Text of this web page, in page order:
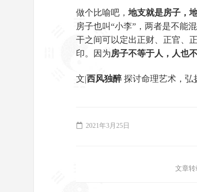
做个比喻吧，地支就是房子，
房子也叫“小李”，两者是不能
干之间可以定出正财、正官、
印。因为房子不等于人，人也
文|西风独醉探讨命理艺术，弘
2021年3月25日
文章转